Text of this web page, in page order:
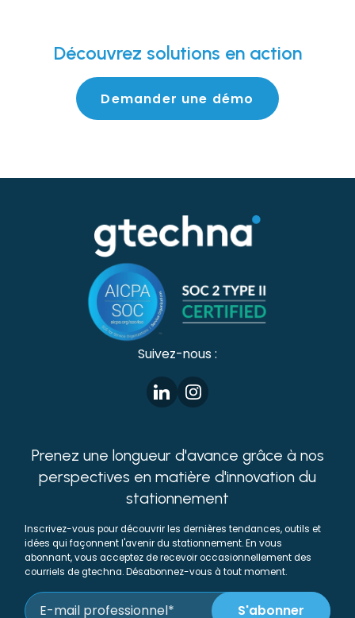
Découvrez solutions en action
Demander une démo
Suivez-nous :
Prenez une longueur d'avance grâce à nos
perspectives en matière d'innovation du
stationnement
Inscrivez-vous pour découvrir les dernières tendances, outils et
idées qui façonnent l'avenir du stationnement. En vous
abonnant, vous acceptez de recevoir occasionnellement des
courriels de gtechna. Désabonnez-vous à tout moment.